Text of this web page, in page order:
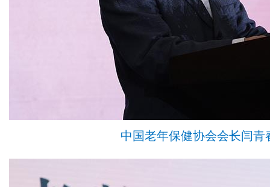
中国老年保健协会会长闫青